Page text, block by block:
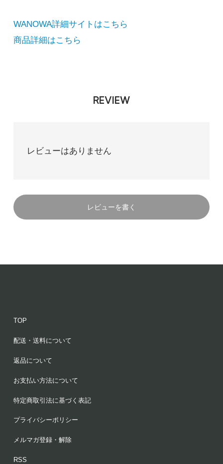
WANOWA詳細サイトはこちら
商品詳細はこちら
REVIEW
レビューはありません
レビューを書く
TOP
配送・送料について
返品について
お支払い方法について
特定商取引法に基づく表記
プライバシーポリシー
メルマガ登録・解除
RSS